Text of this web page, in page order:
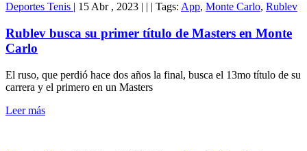
Deportes Tenis | 15 Abr , 2023 | | | Tags: App, Monte Carlo, Rublev
Rublev busca su primer título de Masters en Monte
Carlo
El ruso, que perdió hace dos años la final, busca el 13mo título de su
carrera y el primero en un Masters
Leer más